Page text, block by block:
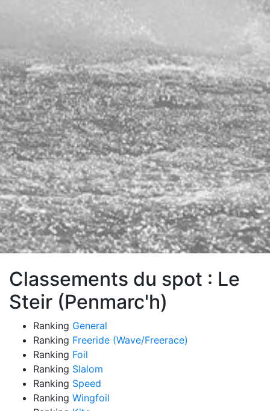
Classements du spot : Le
Steir (Penmarc'h)
Ranking General
Ranking Freeride (Wave/Freerace)
Ranking Foil
Ranking Slalom
Ranking Speed
Ranking Wingfoil